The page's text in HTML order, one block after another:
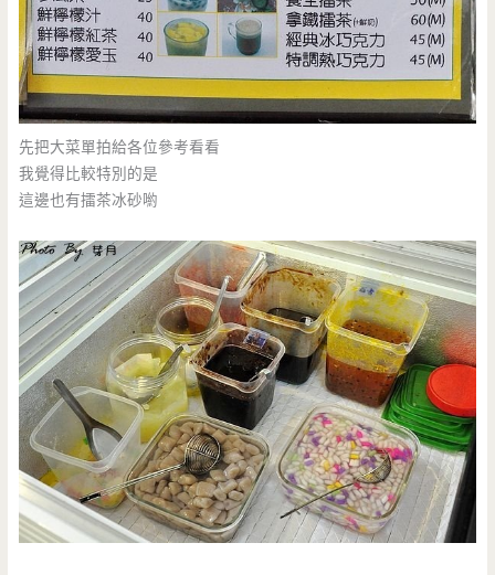
先把大菜單拍給各位參考看看
我覺得比較特別的是
這邊也有擂茶冰砂喲